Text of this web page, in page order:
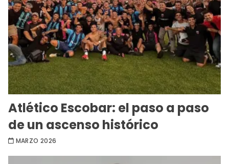
Atlético Escobar: el paso a paso
de un ascenso histórico
MARZO 2026